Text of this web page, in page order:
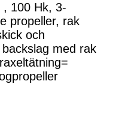
, 100 Hk, 3-
propeller, rak
och
med rak